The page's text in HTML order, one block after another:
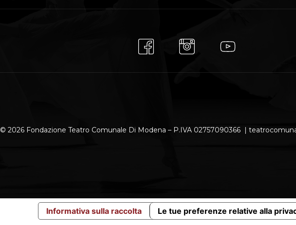
© 2026 Fondazione Teatro Comunale Di Modena – P.IVA 02757090366 |
Informativa sulla raccolta Le tue preferenze relative alla